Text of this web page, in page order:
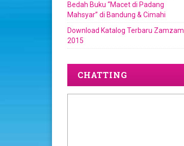
Bedah Buku “Macet di Padang
Mahsyar” di Bandung & Cimahi
Download Katalog Terbaru Zamzam
2015
CHATTING